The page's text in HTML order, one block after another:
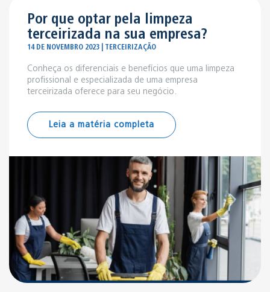
Por que optar pela limpeza
terceirizada na sua empresa?
14 DE NOVEMBRO 2023 | TERCEIRIZAÇÃO
Conheça os diferenciais e benefícios que uma limpeza
profissional e especializada de uma empresa
terceirizada oferece para seu negócio.
Leia a matéria completa